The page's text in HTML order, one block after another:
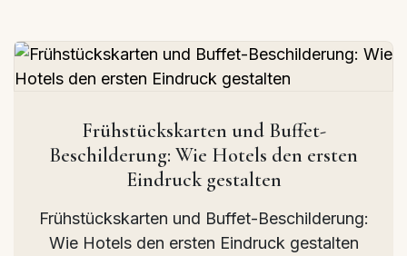
Frühstückskarten und Buffet-
Beschilderung: Wie Hotels den ersten
Eindruck gestalten
Frühstückskarten und Buffet-Beschilderung:
Wie Hotels den ersten Eindruck gestalten